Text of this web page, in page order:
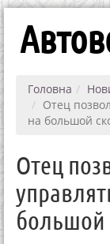
Головна
Отец
на большой
Отец
большой